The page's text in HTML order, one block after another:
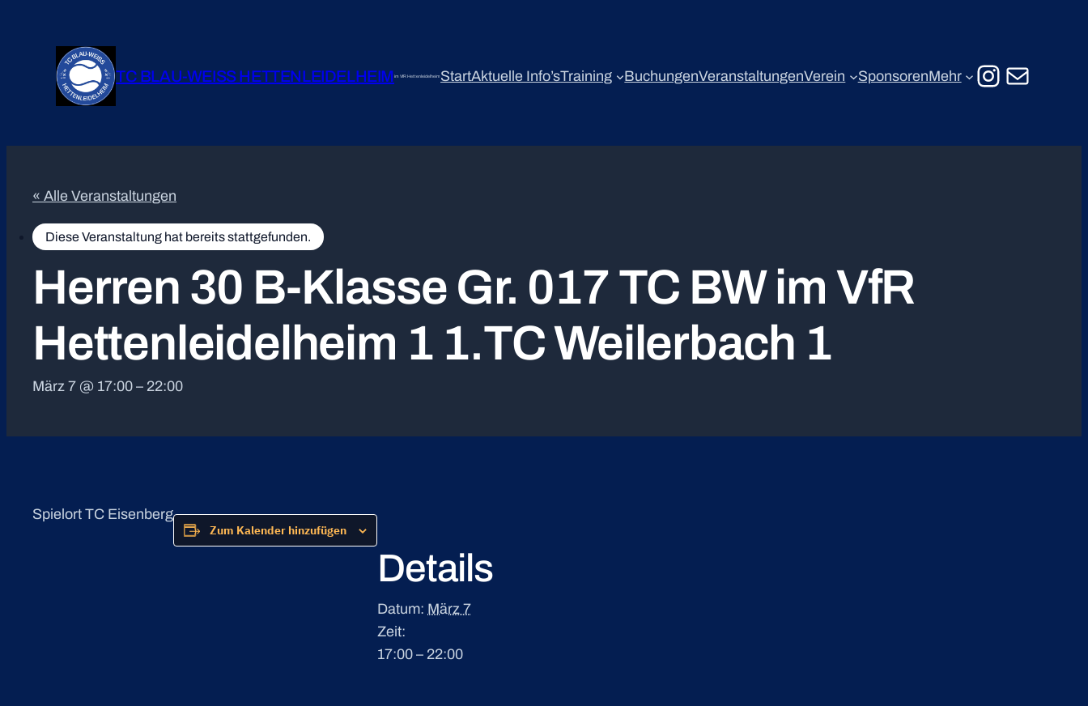
TC BLAU-WEISS HETTENLEIDELHEIMim VfR HettenleidelheimStartAktuelle Info’sTraining BuchungenVeranstaltungenVerein SponsorenMehr E-Mail
« Alle Veranstaltungen
Diese Veranstaltung hat bereits stattgefunden.
Herren 30 B-Klasse Gr. 017 TC BW im VfR
Hettenleidelheim 1 1.TC Weilerbach 1
März 7 @ 17:00 – 22:00
Spielort TC Eisenberg
Zum Kalender hinzufügen
Details
Datum: März 7
Zeit:
17:00 – 22:00